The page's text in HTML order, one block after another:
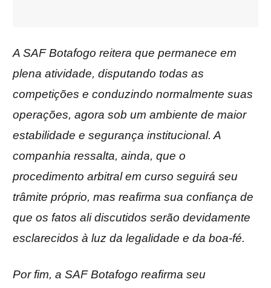
A SAF Botafogo reitera que permanece em
plena atividade, disputando todas as
competições e conduzindo normalmente suas
operações, agora sob um ambiente de maior
estabilidade e segurança institucional. A
companhia ressalta, ainda, que o
procedimento arbitral em curso seguirá seu
trâmite próprio, mas reafirma sua confiança de
que os fatos ali discutidos serão devidamente
esclarecidos à luz da legalidade e da boa-fé.
Por fim, a SAF Botafogo reafirma seu